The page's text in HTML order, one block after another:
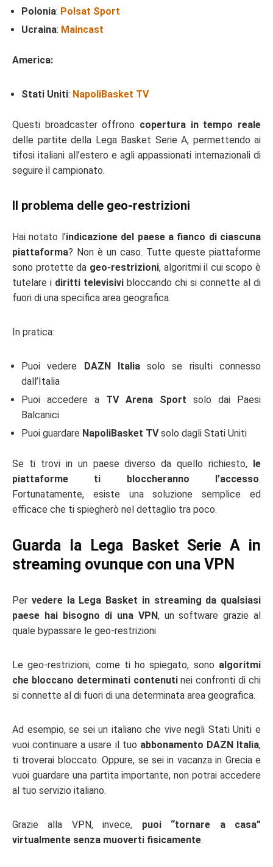
Polonia: Polsat Sport
Ucraina: Maincast
America:
Stati Uniti: NapoliBasket TV
Questi broadcaster offrono copertura in tempo reale
delle partite della Lega Basket Serie A, permettendo ai
tifosi italiani all’estero e agli appassionati internazionali di
seguire il campionato.
Il problema delle geo-restrizioni
Hai notato l’indicazione del paese a fianco di ciascuna
piattaforma? Non è un caso. Tutte queste piattaforme
sono protette da geo-restrizioni, algoritmi il cui scopo è
tutelare i diritti televisivi bloccando chi si connette al di
fuori di una specifica area geografica.
In pratica:
Puoi vedere DAZN Italiasolo se risulti connesso
dall’Italia
Puoi accedere a TV Arena Sport solo dai Paesi
Balcanici
Puoi guardare NapoliBasket TVsolo dagli Stati Uniti
Se ti trovi in un paese diverso da quello richiesto,
le
piattaforme ti bloccheranno l’accesso.
Fortunatamente, esiste una soluzione semplice ed
efficace che ti spiegherò nel dettaglio tra poco.
Guarda la Lega Basket Serie A in
streaming ovunque con una VPN
Per vedere la Lega Basket in streaming da qualsiasi
paese hai bisogno di una VPN, un software grazie al
quale bypassare le geo-restrizioni.
Le geo-restrizioni, come ti ho spiegato, sono algoritmi
che bloccano determinati contenutinei confronti di chi
si connette al di fuori di una determinata area geografica.
Ad esempio, se sei un italiano che vive negli Stati Uniti e
vuoi continuare a usare il tuo abbonamento DAZN Italia,
ti troverai bloccato. Oppure, se sei in vacanza in Grecia e
vuoi guardare una partita importante, non potrai accedere
al tuo servizio italiano.
Grazie alla VPN, invece, puoi “tornare a casa”
virtualmente senza muoverti fisicamente.